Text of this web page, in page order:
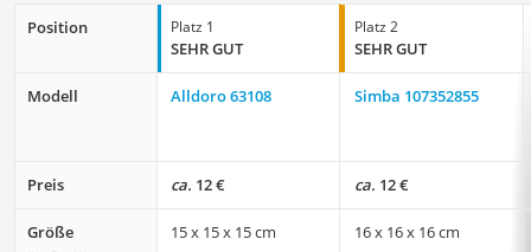
Position Platz 1
SEHR GUT
Platz 2
SEHR GUT
Modell Alldoro 63108 Simba 107352855
Preis ca. 12 € ca. 12 €
Größe 15 x 15 x 15 cm 16 x 16 x 16 cm